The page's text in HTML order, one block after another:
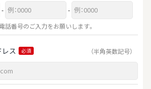
-
-
番号のご入力をお願いします。
ス 必須 （半角英数記号）